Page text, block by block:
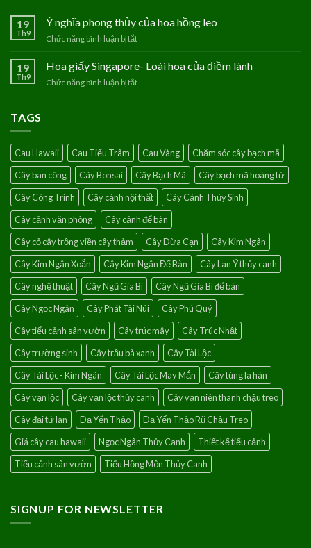
hoa
Thủy
phúc
với
19
Th9
Ý nghĩa phong thủy của hoa hồng leo
Chức năng bình luận bị tắt
nghĩa
19
Th9
Hoa giấy Singapore- Loài hoa của điềm lành
Chức năng bình luận bị tắt
của
điềm
lành
TAGS
Cau Hawaii Cau Tiểu Trâm Cau Vàng
Chăm sóc cây bạch mã
Cây ban công
Cây Bonsai Cây Bạch Mã
Cây bạch mã hoàng tử
Cây Công Trình
Cây cảnh nội thất
Cây Cảnh Thủy Sinh
Cây cảnh văn phòng
Cây cảnh để bàn
Cây cỏ cây trồng viền cây thảm
Cây Dừa Cạn
Cây Kim Ngân
Cây Kim Ngân Xoắn
Cây Kim Ngân Để Bàn
Cây Lan Ý thủy canh
Cây nghệ thuật
Cây Ngũ Gia Bì
Cây Ngũ Gia Bì để bàn
Cây Ngọc Ngân
Cây Phát Tài Núi
Cây Phú Quý
Cây tiểu cảnh sân vườn
Cây trúc mây
Cây Trúc Nhật
Cây trường sinh
Cây trầu bà xanh
Cây Tài Lộc
Cây Tài Lộc - Kim Ngân
Cây Tài Lộc May Mắn
Cây tùng la hán
Cây vạn lộc
Cây vạn lộc thủy canh
Cây vạn niên thanh chậu treo
Cây đại tứ lan
Dạ Yến Thảo
Dạ Yến Thảo Rũ Chậu Treo
Giá cây cau hawaii
Ngọc Ngân Thủy Canh
Thiết kế tiểu cảnh
Tiểu cảnh sân vườn
Tiểu Hồng Môn Thủy Canh
SIGNUP FOR NEWSLETTER